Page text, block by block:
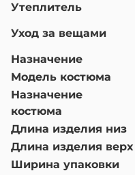
Утеплитель
Уход за вещами
Назначение
Модель костюма
Назначение
костюма
Длина изделия низ
Длина изделия верх
Ширина упаковки